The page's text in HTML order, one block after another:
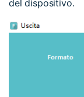
del dispositivo.